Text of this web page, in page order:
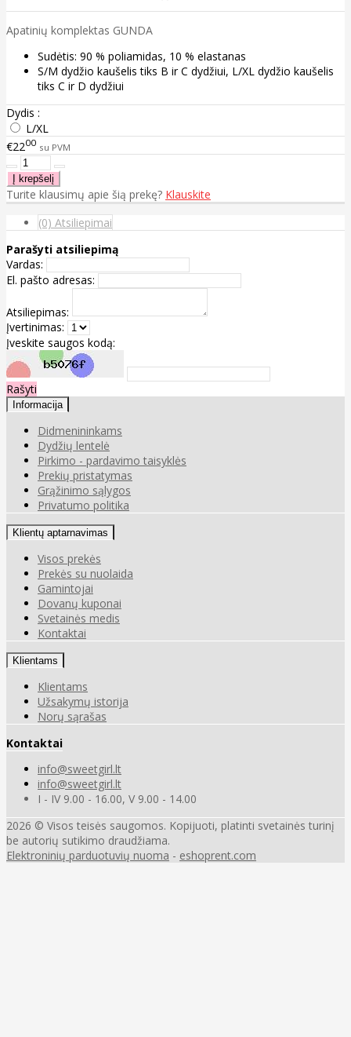
Apatinių komplektas GUNDA
Sudėtis: 90 % poliamidas, 10 % elastanas
S/M dydžio kaušelis tiks B ir C dydžiui, L/XL dydžio kaušelis
tiks C ir D dydžiui
Dydis :
L/XL
€2200 su PVM
Turite klausimų apie šią prekę? Klauskite
(0) Atsiliepimai
Parašyti atsiliepimą
Vardas:
El. pašto adresas:
Atsiliepimas:
Įvertinimas:
Įveskite saugos kodą:
Rašyti
Informacija
Didmenininkams
Dydžių lentelė
Pirkimo - pardavimo taisyklės
Prekių pristatymas
Grąžinimo sąlygos
Privatumo politika
Klientų aptarnavimas
Visos prekės
Prekės su nuolaida
Gamintojai
Dovanų kuponai
Svetainės medis
Kontaktai
Klientams
Klientams
Užsakymų istorija
Norų sąrašas
Kontaktai
info@sweetgirl.lt
info@sweetgirl.lt
I - IV 9.00 - 16.00, V 9.00 - 14.00
2026 © Visos teisės saugomos. Kopijuoti, platinti svetainės turinį
be autorių sutikimo draudžiama.
Elektroninių parduotuvių nuoma - eshoprent.com